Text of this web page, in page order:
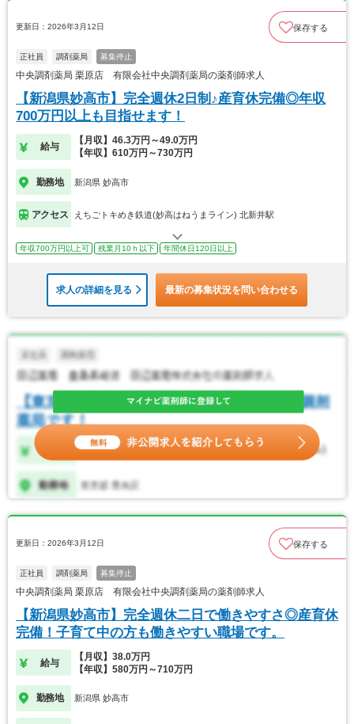
更新日：2026年3月12日 保存する
正社員 調剤薬局 募集停止
中央調剤薬局 栗原店 有限会社中央調剤薬局の薬剤師求人
【新潟県妙高市】完全週休2日制♪産育休完備◎年収
700万円以上も目指せます！
給与
【月収】46.3万円～49.0万円
【年収】610万円～730万円
勤務地 新潟県 妙高市
アクセス えちごトキめき鉄道(妙高はねうまライン) 北新井駅
年収700万円以上可 残業月10ｈ以下 年間休日120日以上
求人の詳細を見る 最新の募集状況を問い合わせる
更新日：2026年3月12日 保存する
正社員 調剤薬局 募集停止
中央調剤薬局 栗原店 有限会社中央調剤薬局の薬剤師求人
【新潟県妙高市】完全週休二日で働きやすさ◎産育休
完備！子育て中の方も働きやすい職場です。
給与
【月収】38.0万円
【年収】580万円～710万円
勤務地 新潟県 妙高市